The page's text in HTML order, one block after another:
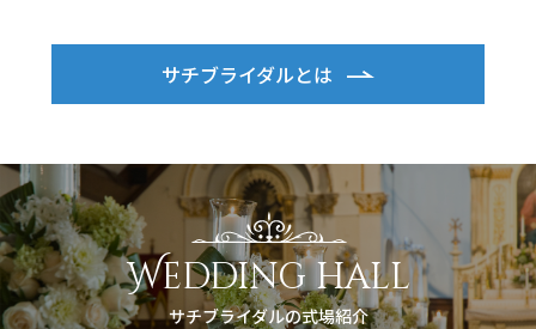
サチブライダルとは
Wedding hall
サチブライダルの式場紹介